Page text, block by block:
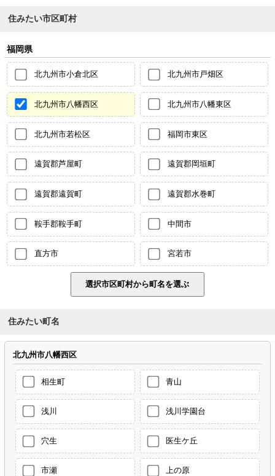
住みたい市区町村
福岡県
北九州市小倉北区 北九州市戸畑区
北九州市八幡西区 北九州市八幡東区
北九州市若松区 福岡市東区
遠賀郡芦屋町 遠賀郡岡垣町
遠賀郡遠賀町 遠賀郡水巻町
鞍手郡鞍手町 中間市
直方市 宮若市
住みたい町名
北九州市八幡西区
相生町 青山
浅川 浅川学園台
穴生 医生ケ丘
市瀬 上の原